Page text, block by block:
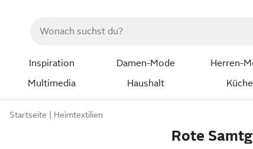
Inspiration Damen-Mode Herren-
Multimedia
Haushalt Küche
Startseite Heimtextilien
Rote